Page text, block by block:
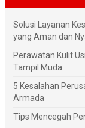
Solusi Layanan
yang Aman dan
Perawatan Kulit
Tampil Muda
5 Kesalahan
Armada
Tips Mencegah